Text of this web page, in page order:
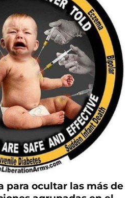
para ocultar las más de